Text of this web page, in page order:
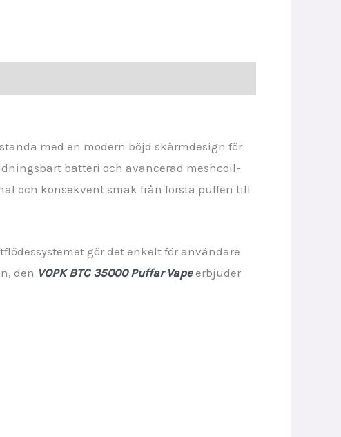
med en modern böjd skärmdesign för
batteri och avancerad meshcoil-
och konsekvent smak från första puffen till
gör det enkelt för användare
den VOPK BTC 35000 Puffar Vapeerbjuder